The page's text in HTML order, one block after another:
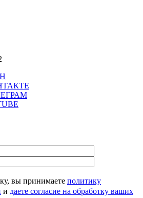
вы принимаете политику
и даете согласие на обработку ваших